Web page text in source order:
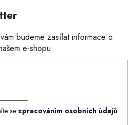
budeme zasílat informace o
e-shopu.
se zpracováním osobních údajů.